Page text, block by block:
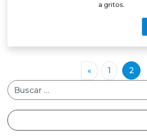
a gritos.
« 1
2